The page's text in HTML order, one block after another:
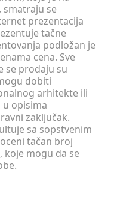
smatraju se
prezentacija
tačne
podložan je
cena. Sve
se prodaju su
dobiti
arhitekte ili
u opisima
zaključak.
sa sopstvenim
tačan broj
mogu da se